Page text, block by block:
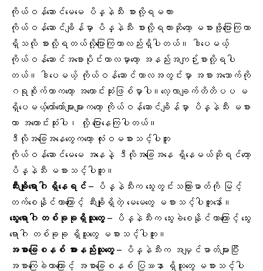
ကိုယ်ဝန်ဆောင်မေမေ ပိန္နဲသီး စားလို့ရမလား
ကိုယ်ဝန်ဆောင်ချိန်မှာ ပိန္နဲသီး စားလို့ရလားဆိုတော့ မစားဖို့ပြောကြတာ
ရှိသလို စားလို့ရတယ်လို့ပြောကြတာလည်းရှိပါတယ်။ ဒါပေမယ့်
ကိုယ်ဝန်ဆောင်အစောပိုင်းကာလမှာတော့ အနည်းအကျဉ်းစားလို့ရပါ
တယ်။ ဒါပေမယ့် ကိုယ်ဝန်ဆောင်ကာလအတွင်းမှာ အစားအသောက်ကို
ဂရုစိုက်တာကတော့ အကောင်းဆုံးဖြစ်မှာပါ။လေ့လာချက်တိတိပပ မ
ရှိပေမယ့်တော်တော်များများကတော့ ကိုယ်ဝန်ဆောင်ချိန်မှာ ပိန္နဲသီး မစား
တာ အကောင်းဆုံးပါ၊ လို့ ပြောနေကြပါတယ်။
ဒီလိုအခြေအနေတွေကတော့ လုံးဝမစားသင့်ပါဘူး
ကိုယ်ဝန်ဆောင်မေမေ အနေနဲ့ ဒီလိုအခြေအနေ ရှိနေမယ်ဆိုရင်တော့
ပိန္နဲသီး မစားသင့်ပါဘူး။
ဆီးချိုရောဂါ ရှိနေရင်– ပိန္နဲသီးက သွေးတွင်းသကြားဓာတ် ကို မြင့်
တက်စေနိုင်တာကြောင့် ဆီးချိုရှိတဲ့ မေမေတွေ မစားသင့်ပါဘူးနော်။
သွေးရောဂါ တစ်ခုခုရှိသူတွေ– ပိန္နဲသီးက သွေးခဲစေနိုင်တာကြောင့် သွေး
ရောဂါ တစ်ခုခု ရှိသူတွေ မစားသင့်ပါဘူး။
အစာခြေစနစ် အားနည်းသူတွေ– ပိန္နဲသီးက အမျှင်ဓာတ်များပြီး
အစာကြေခဲတာကြောင့် အစာခြေစနစ် ပြဿနာ ရှိသူတွေ မစားသင့်ပါ